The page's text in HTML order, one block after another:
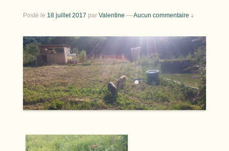
Posté le 18 juillet 2017 par Valentine —Aucun commentaire ↓